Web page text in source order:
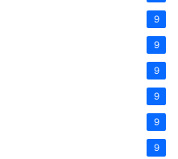
9
9
9
9
9
9